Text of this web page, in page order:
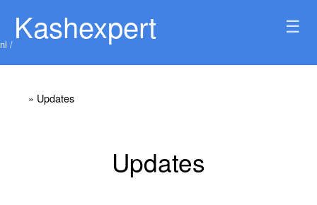
Kashexpert ☰
nl /
» Updates
Updates